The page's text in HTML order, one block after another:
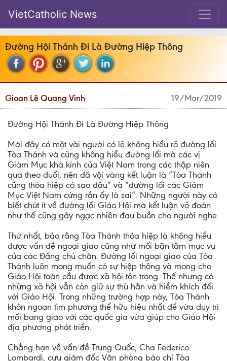
VietCatholic News
Đường Hội Thánh Đi Là Đường Hiệp Thông
Gioan Lê Quang Vinh 19/Mar/2019
Đường Hội Thánh Đi Là Đường Hiệp Thông
Mới đây có một vài người có lẽ không hiểu rõ đường lối
Tòa Thánh và cũng không hiểu đường lối mà các vị
Giám Mục khả kính của Việt Nam trong các thập niên
qua theo đuổi, nên đã vội vàng kết luận là “Tòa Thánh
cũng thỏa hiệp có sao đâu” và “đường lối các Giám
Mục Việt Nam cứng rắn ấy là sai”. Những người này có
biết chút ít về đường lối Giáo Hội mà kết luận võ đoán
như thế cũng gây ngạc nhiên đau buồn cho người nghe.
Thứ nhất, bảo rằng Tòa Thánh thỏa hiệp là không hiểu
được vấn đề ngoại giao cũng như mối bận tâm mục vụ
của các Đấng chủ chăn. Đường lối ngoại giao của Tòa
Thánh luôn mong muốn có sự hiệp thông và mong cho
Giáo Hội toàn cầu được xã hội tôn trọng. Thế nhưng có
những xã hội vẫn còn giữ sự thù hằn và hiềm khích đối
với Giáo Hội. Trong những trường hợp này, Tòa Thánh
khôn ngoan tìm phương thế hữu hiệu nhất để vừa duy trì
mối bang giao với các quốc gia vừa giúp cho Giáo Hội
địa phương phát triển.
Chẳng hạn về vấn đề Trung Quốc, Cha Federico
Lombardi, cựu giám đốc Văn phòng báo chí Tòa